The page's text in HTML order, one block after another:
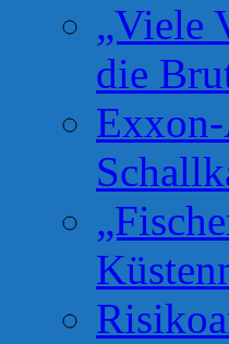
„Viele
die